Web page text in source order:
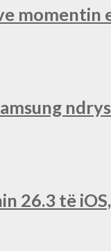
momentin
26.3 të